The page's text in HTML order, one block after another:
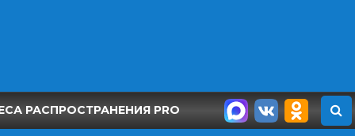
РАСПРОСТРАНЕНИЯ PRO